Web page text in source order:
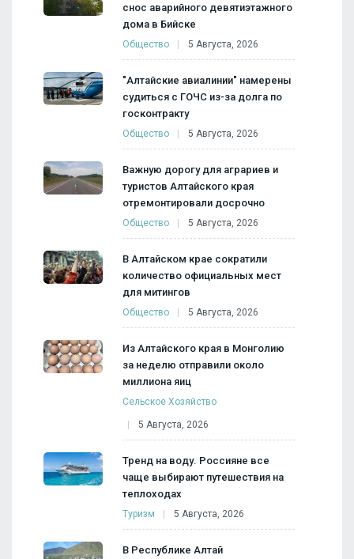
снос аварийного девятиэтажного
дома в Бийске
Общество 5 Августа, 2026
"Алтайские авиалинии" намерены
судиться с ГОЧС из-за долга по
госконтракту
Общество 5 Августа, 2026
Важную дорогу для аграриев и
туристов Алтайского края
отремонтировали досрочно
Общество 5 Августа, 2026
В Алтайском крае сократили
количество официальных мест
для митингов
Общество 5 Августа, 2026
Из Алтайского края в Монголию
за неделю отправили около
миллиона яиц
Сельское Хозяйство
5 Августа, 2026
Тренд на воду. Россияне все
чаще выбирают путешествия на
теплоходах
Туризм 5 Августа, 2026
В Республике Алтай